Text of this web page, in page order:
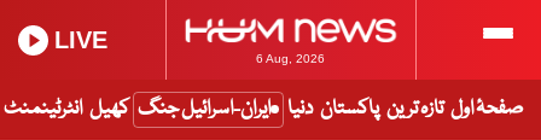
6 Aug, 2026
LIVE
صفحۂ اول تازہ ترین پاکستان دنیا ایران-اسرائیل جنگ کھیل انٹرٹینمنٹ